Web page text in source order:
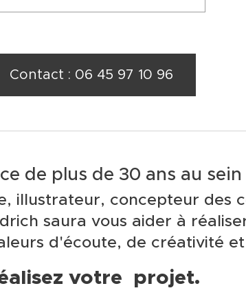
Contact : 06 45 97 10 96
de plus de 30 ans au sein
illustrateur, concepteur des
saura vous aider à
d'écoute, de créativité
votre projet.